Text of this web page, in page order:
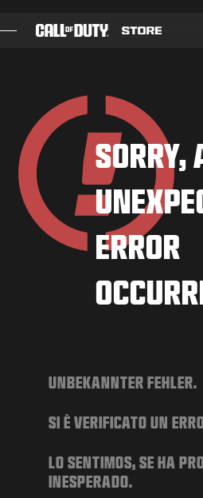
战斗通行证
黑色组织
使命召唤点数
装备商店
COMBAT BUILDS
注册
SORRY,
ERROR
UNBEKANNTER FEHLER.
SI È VERIFICATO UN
LO SENTIMOS, SE HA
INESPERADO.